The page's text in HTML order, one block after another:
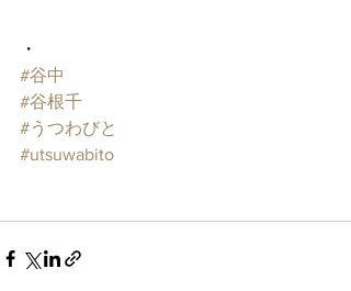
・
#谷中
#谷根千
#うつわびと
#utsuwabito